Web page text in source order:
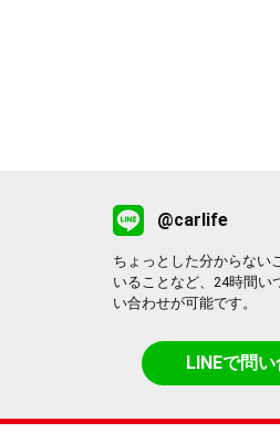
@carlife
ちょっとした分からない
いることなど、24時間い
い合わせが可能です。
LINEで問